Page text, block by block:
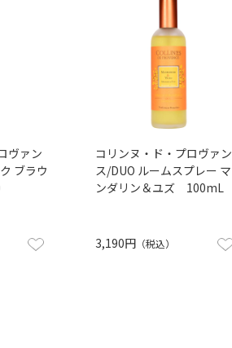
ヴァン
ブラウ
コリンヌ・ド・プロヴァン
ス/DUO ルームスプレー マ
ンダリン＆ユズ 100mL
3,190円 （税込）